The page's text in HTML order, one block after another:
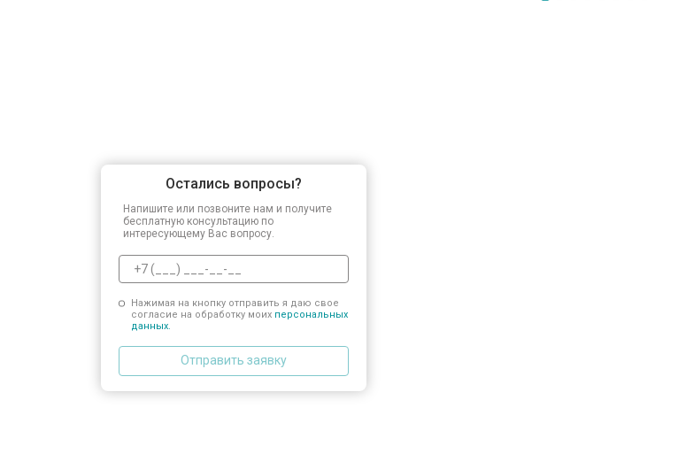
Остались вопросы?
Напишите или позвоните нам и получите
бесплатную консультацию по
интересующему Вас вопросу.
Нажимая на кнопку отправить я даю свое
согласие на обработку моих персональных
данных.
Отправить заявку